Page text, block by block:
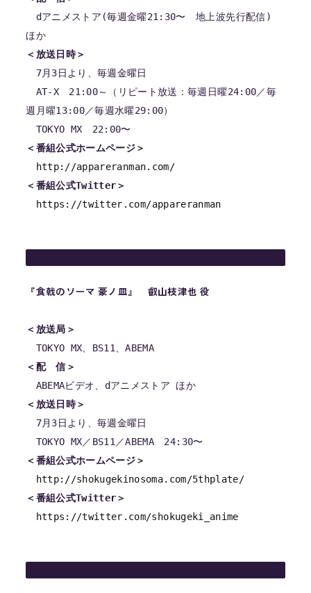
dアニメストア(毎週金曜21:30〜　地上波先行配信)
＜放送日時＞
7月3日より、毎週金曜日
AT-X　21:00～（リピート放送：毎週日曜24:00／毎
週月曜13:00／毎週水曜29:00）
＜番組公式ホームページ＞
http://appareranman.com/
＜番組公式Twitter＞
https://twitter.com/appareranman
『食戟のソーマ 豪ノ皿』 叡山枝津也 役
＜放送局＞
＜配　信＞
＜放送日時＞
7月3日より、毎週金曜日
＜番組公式ホームページ＞
http://shokugekinosoma.com/5thplate/
＜番組公式Twitter＞
https://twitter.com/shokugeki_anime